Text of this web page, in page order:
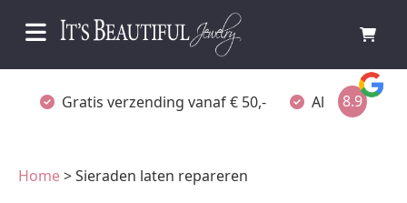
Gratis verzending vanaf € 50,- Altijd verpakt
8.9
Home> Sieraden laten repareren